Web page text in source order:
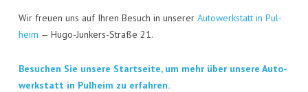
Wir freu­en uns auf Ihren Besuch in unse­rer Auto­werk­statt in Pul­
heim — Hugo-Jun­kers-Stra­ße 21.
Besu­chen Sie unse­re Start­sei­te, um mehr über unse­re Auto­
werk­statt in Pul­heim zu erfahren.